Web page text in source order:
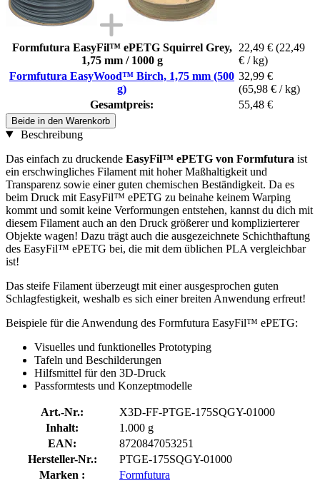
Formfutura EasyFil™ ePETG Squirrel Grey,
1,75 mm / 1000 g
22,49 € (22,49
€ / kg)
Formfutura EasyWood™ Birch, 1,75 mm (500
g)
32,99 €
(65,98 € / kg)
Gesamtpreis:
55,48 €
Beide in den Warenkorb
Beschreibung
Das einfach zu druckende EasyFil™ ePETG von Formfutura ist
ein erschwingliches Filament mit hoher Maßhaltigkeit und
Transparenz sowie einer guten chemischen Beständigkeit. Da es
beim Druck mit EasyFil™ ePETG zu beinahe keinem Warping
kommt und somit keine Verformungen entstehen, kannst du dich mit
diesem Filament auch an den Druck größerer und komplizierterer
Objekte wagen! Dazu trägt auch die ausgezeichnete Schichthaftung
des EasyFil™ ePETG bei, die mit dem üblichen PLA vergleichbar
ist!
Das steife Filament überzeugt mit einer ausgesprochen guten
Schlagfestigkeit, weshalb es sich einer breiten Anwendung erfreut!
Beispiele für die Anwendung des Formfutura EasyFil™ ePETG:
Visuelles und funktionelles Prototyping
Tafeln und Beschilderungen
Hilfsmittel für den 3D-Druck
Passformtests und Konzeptmodelle
Art.-Nr.:
X3D-FF-PTGE-175SQGY-01000
Inhalt:
1.000 g
EAN:
8720847053251
Hersteller-Nr.:
PTGE-175SQGY-01000
Marken :
Formfutura